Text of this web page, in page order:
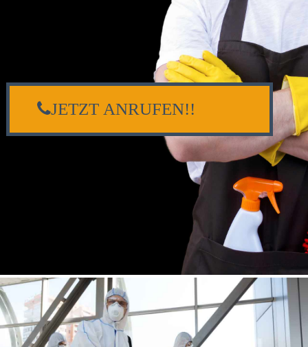
JETZT ANRUFEN!!